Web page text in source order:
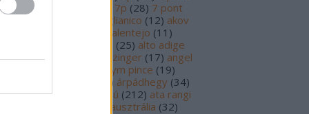
6p (26 7p (28) 7 pont
aglianico (12) akov
alentejo (11 )
(25) alto adige
) alves de sousa alzinger (17) angel
anonym pince (19)
) árpádhegy (34)
(39) ascheri aszú (212) ata rangi
ausztrália (32)